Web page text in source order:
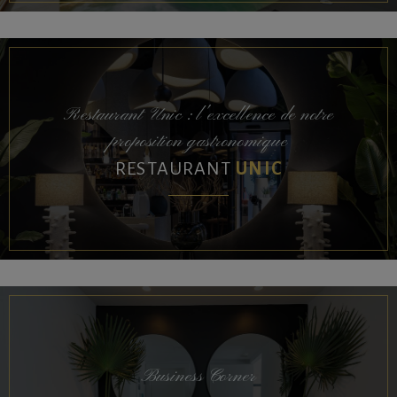
Restaurant Unic : l'excellence de notre
proposition gastronomique
RESTAURANT UNIC
Business Corner